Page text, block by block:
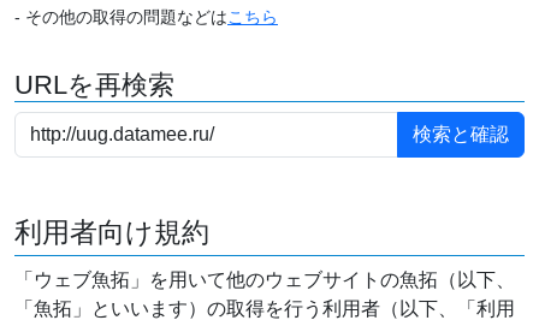
- その他の取得の問題などはこちら
URLを再検索
利用者向け規約
「ウェブ魚拓」を用いて他のウェブサイトの魚拓（以下、
「魚拓」といいます）の取得を行う利用者（以下、「利用